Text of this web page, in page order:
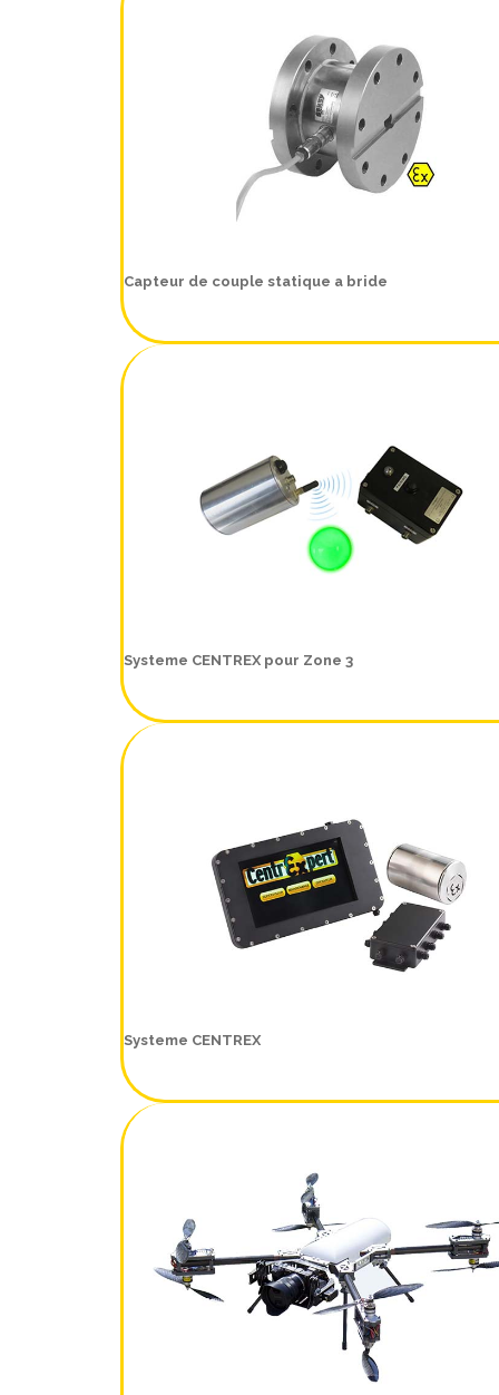
Capteur de couple statique a bride
Systeme CENTREX pour Zone 3
Systeme CENTREX